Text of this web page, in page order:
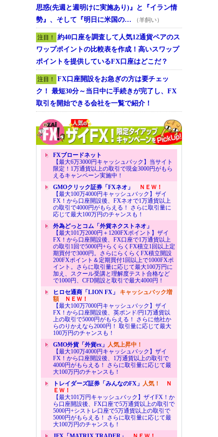
思惑(先週と週明けに実施あり)』と『イラン情
勢』、そして『明日に米国の…
（羊飼い）
注目！
約40口座を調査して人気12通貨ペアのス
ワップポイントの比較表を作成！高いスワップ
ポイントを提供しているFX口座はどこだ？
注目！
FX口座開設をお急ぎの方は要チェッ
ク！ 最短30分～当日中に手続きが完了し、FX
取引を開始できる会社を一覧で紹介！
FXブロードネット
【最大6万3000円キャッシュバック】当サイト
限定！1万通貨以上の取引で現金3000円がもら
えるキャンペーン実施中！
GMOクリック証券「FXネオ」
ＮＥＷ！
【最大100万4000円キャッシュバック】ザイ
FX！から口座開設後、FXネオで1万通貨以上
の取引で4000円がもらえる！ さらに取引量に
応じて最大100万円のチャンスも！
外為どっとコム「外貨ネクストネオ」
【最大101万2000円＋1200FXポイント】ザイ
FX！から口座開設後、FX口座で1万通貨以上
の取引1回で5000円+らくらくFX積立1回以上定
期買付で3000円。さらにらくらくFX積立開設
200FXポイント＆定期買付1回以上で1000FXポ
イント。さらに取引量に応じて最大100万円に
加え、スクール受講と理解度テスト合格など
で1000円、CFD開設と取引で最大4000円！
ヒロセ通商「LION FX」 キャッシュバック増
額ＮＥＷ！
【最大100万7000円キャッシュバック】ザイ
FX！から口座開設後、英ポンド/円1万通貨以
上の取引で5000円がもらえる！ さらに他社か
らのりかえなら2000円！ 取引量に応じて最大
100万円のチャンスも！
GMO外貨「外貨ex」 人気上昇中！
【最大100万4000円キャッシュバック】ザイ
FX！から口座開設後、1万通貨以上の取引で
4000円がもらえる！ さらに取引量に応じて最
大100万円のチャンスも！
トレイダーズ証券「みんなのFX」 人気！
Ｎ
ＥＷ！
【最大101万円キャッシュバック】ザイFX！か
ら口座開設後、FX口座で5万通貨以上の取引で
5000円+シストレ口座で5万通貨以上の取引で
5000円がもらえる！ さらに取引量に応じて最
大100万円のチャンスも！